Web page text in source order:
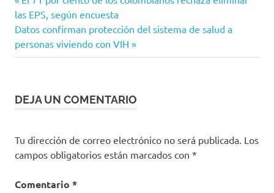
Ministerio
de Salud
MinSalud
de
entradas
anterior:
las EPS, según encuesta
Siguiente
entrada:
Datos confirman protección del sistema de salud a
personas viviendo con VIH
DEJA UN COMENTARIO
Tu dirección de correo electrónico no será publicada. Los
campos obligatorios están marcados con *
Comentario *